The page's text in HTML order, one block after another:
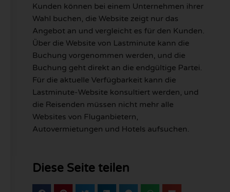
Kunden können bei einem Unternehmen ihrer
Wahl buchen, die Website zeigt nur das
Angebot an und vergleicht es für den Kunden.
Über die Website von Lastminute kann die
Buchung vorgenommen werden, und die
Buchung geht direkt an die endgültige Partei.
Für die aktuelle Verfügbarkeit kann die
Lastminute-Website konsultiert werden, und
die Reisenden müssen nicht mehr alle
Websites von Fluganbietern,
Autovermietungen und Hotels aufsuchen.
Diese Seite teilen